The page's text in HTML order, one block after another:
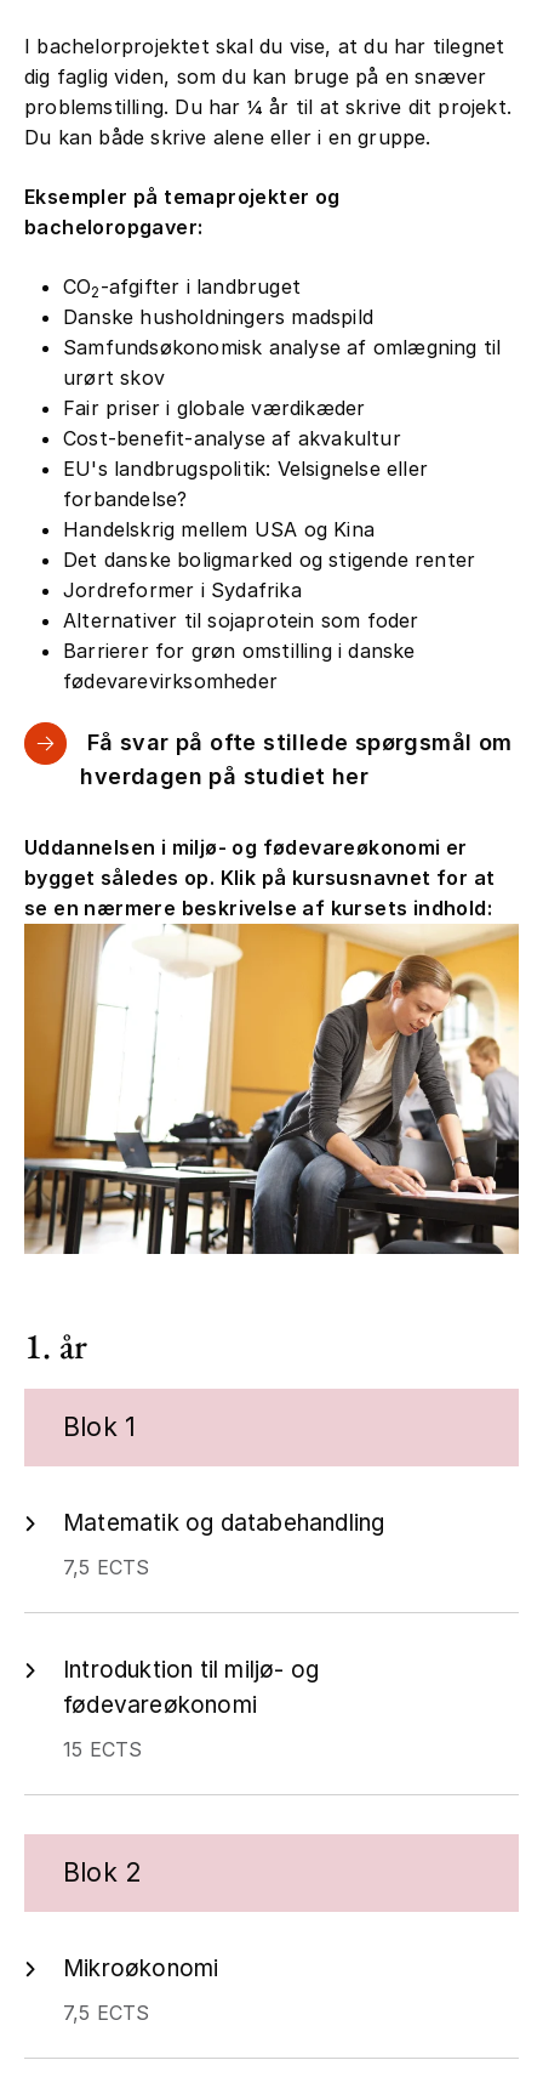
I bachelorprojektet skal du vise, at du har tilegnet
dig faglig viden, som du kan bruge på en snæver
problemstilling. Du har ¼ år til at skrive dit projekt.
Du kan både skrive alene eller i en gruppe.
Eksempler på temaprojekter og
bacheloropgaver:
CO2 -afgifter i landbruget
Danske husholdningers madspild
Samfundsøkonomisk analyse af omlægning til
urørt skov
Fair priser i globale værdikæder
Cost-benefit-analyse af akvakultur
EU's landbrugspolitik: Velsignelse eller
forbandelse?
Handelskrig mellem USA og Kina
Det danske boligmarked og stigende renter
Jordreformer i Sydafrika
Alternativer til sojaprotein som foder
Barrierer for grøn omstilling i danske
fødevarevirksomheder
Få svar på ofte stillede spørgsmål om
hverdagen på studiet her
Uddannelsen i miljø- og fødevareøkonomi er
bygget således op. Klik på kursusnavnet for at
se en nærmere beskrivelse af kursets indhold:
1. år
Blok 1
Matematik og databehandling
7,5 ECTS
Introduktion til miljø- og
fødevareøkonomi
15 ECTS
Blok 2
Mikroøkonomi
7,5 ECTS